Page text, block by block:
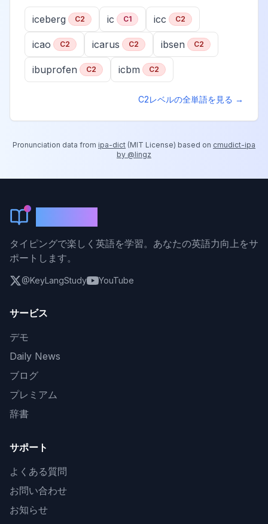
iceberg C2 ic C1 icc C2
icao C2 icarus C2 ibsen C2
ibuprofen C2 icbm C2
C2レベルの全単語を見る →
Pronunciation data from ipa-dict (MIT License) based on cmudict-ipa
by @lingz
タイピングで楽しく英語を学習。あなたの英語力向上をサ
ポートします。
@KeyLangStudy YouTube
サービス
デモ
Daily News
ブログ
プレミアム
辞書
サポート
よくある質問
お問い合わせ
お知らせ